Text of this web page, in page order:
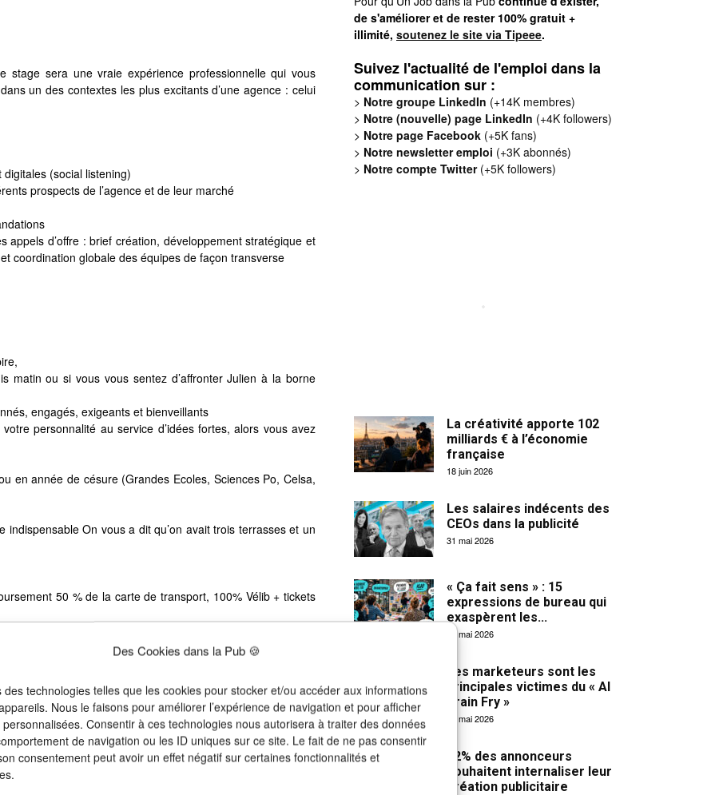
Des Cookies dans la Pub 🍪
des technologies telles que les cookies pour stocker et/ou accéder aux informations
Nous le faisons pour améliorer l’expérience de navigation et pour afficher
Consentir à ces technologies nous autorisera à traiter des données
de navigation ou les ID uniques sur ce site. Le fait de ne pas consentir
consentement peut avoir un effet négatif sur certaines fonctionnalités et
stage sera une vraie expérience professionnelle qui vous
un des contextes les plus excitants d’une agence : celui
(social listening)
prospects de l’agence et de leur marché
appels d’offre : brief création, développement stratégique et
coordination globale des équipes de façon transverse
matin ou si vous vous sentez d’affronter Julien à la borne
engagés, exigeants et bienveillants
personnalité au service d’idées fortes, alors vous avez
en année de césure (Grandes Ecoles, Sciences Po, Celsa,
On vous a dit qu’on avait trois terrasses et un
50 % de la carte de transport, 100% Vélib + tickets
temps plein.
de s'améliorer et de rester 100% gratuit +
illimité, soutenez le site via Tipeee.
Suivez l'actualité de l'emploi dans la
communication sur :
> Notre groupe LinkedIn (+14K membres)
> Notre (nouvelle) page LinkedIn (+4K followers)
> Notre page Facebook (+5K fans)
> Notre newsletter emploi (+3K abonnés)
> Notre compte Twitter(+5K followers)
La créativité apporte 102
milliards € à l’économie
française
18 juin 2026
Les salaires indécents des
CEOs dans la publicité
31 mai 2026
« Ça fait sens » : 15
expressions de bureau qui
exaspèrent les...
27 mai 2026
Les marketeurs sont les
principales victimes du « AI
Brain Fry »
19 mai 2026
32% des annonceurs
souhaitent internaliser leur
création publicitaire